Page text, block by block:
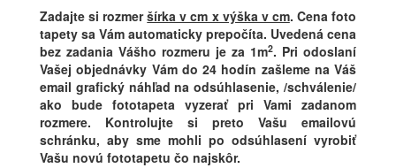
Zadajte si rozmeršírka v cm x výška v cm. Cena foto
tapety sa Vám automaticky prepočíta. Uvedená cena
bez zadania Vášho rozmeru je za 1m2. Pri odoslaní
Vašej objednávky Vám do 24 hodín zašleme na Váš
email grafický náhľad na odsúhlasenie, /schválenie/
ako bude fototapeta vyzerať pri Vami zadanom
rozmere. Kontrolujte si preto Vašu emailovú
schránku, aby sme mohli po odsúhlasení vyrobiť
Vašu novú fototapetu čo najskôr.